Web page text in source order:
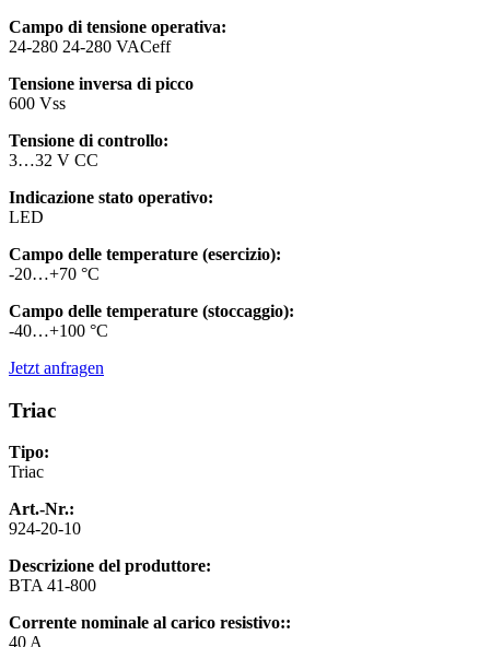
Campo di tensione operativa:
24-280 24-280 VACeff
Tensione inversa di picco
600 Vss
Tensione di controllo:
3…32 V CC
Indicazione stato operativo:
LED
Campo delle temperature (esercizio):
-20…+70 °C
Campo delle temperature (stoccaggio):
-40…+100 °C
Jetzt anfragen
Triac
Tipo:
Triac
Art.-Nr.:
924-20-10
Descrizione del produttore:
BTA 41-800
Corrente nominale al carico resistivo::
40 A